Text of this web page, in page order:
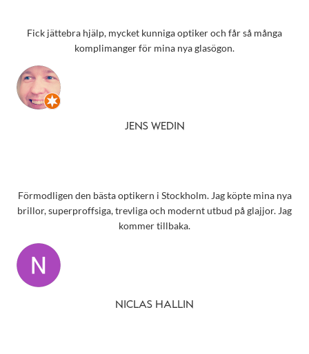
Fick jättebra hjälp, mycket kunniga optiker och får så många
komplimanger för mina nya glasögon.
JENS WEDIN
Förmodligen den bästa optikern i Stockholm. Jag köpte mina nya
brillor, superproffsiga, trevliga och modernt utbud på glajjor. Jag
kommer tillbaka.
NICLAS HALLIN